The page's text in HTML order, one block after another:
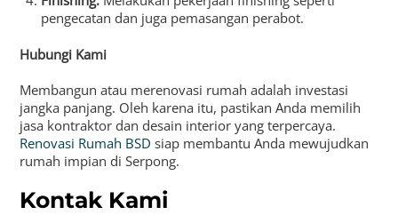
pengecatan dan juga pemasangan perabot.
Hubungi Kami
Membangun atau merenovasi rumah adalah investasi
jangka panjang. Oleh karena itu, pastikan Anda memilih
jasa kontraktor dan desain interior yang terpercaya.
Renovasi Rumah BSD siap membantu Anda mewujudkan
rumah impian di Serpong.
Kontak Kami